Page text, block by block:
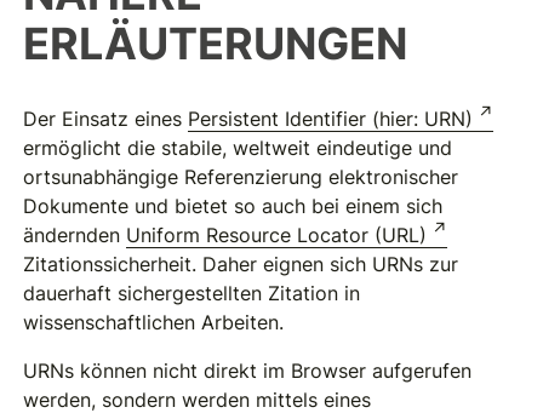
ERLÄUTERUNGEN
Der Einsatz eines Persistent Identifier (hier: URN)
ermöglicht die stabile, weltweit eindeutige und
ortsunabhängige Referenzierung elektronischer
Dokumente und bietet so auch bei einem sich
ändernden Uniform Resource Locator (URL)
Zitationssicherheit. Daher eignen sich URNs zur
dauerhaft sichergestellten Zitation in
wissenschaftlichen Arbeiten.
URNs können nicht direkt im Browser aufgerufen
werden, sondern werden mittels eines